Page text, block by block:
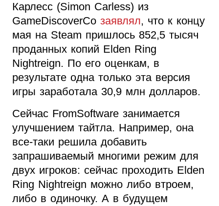
Карлесс (Simon Carless) из
GameDiscoverCo заявлял, что к концу
мая на Steam пришлось 852,5 тысяч
проданных копий Elden Ring
Nightreign. По его оценкам, в
результате одна только эта версия
игры заработала 30,9 млн долларов.
Сейчас FromSoftware занимается
улучшением тайтла. Например, она
все-таки решила добавить
запрашиваемый многими режим для
двух игроков: сейчас проходить Elden
Ring Nightreign можно либо втроем,
либо в одиночку. А в будущем